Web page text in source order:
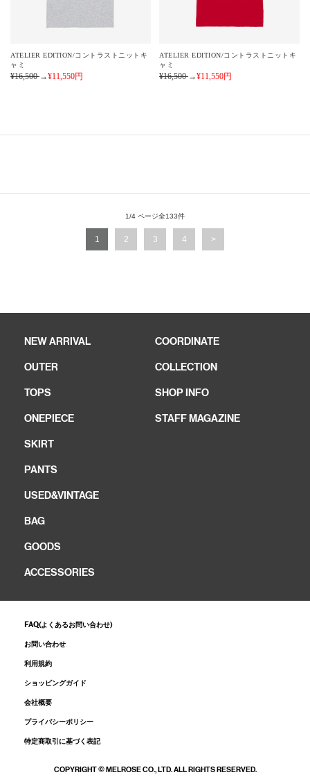
ATELIER EDITION/コントラストニットキ
ャミ
¥16,500→¥11,550円
ATELIER EDITION/コントラストニットキ
ャミ
¥16,500→¥11,550円
1/4 ページ全133件
1 2 3 4 >
NEW ARRIVAL
OUTER
TOPS
ONEPIECE
SKIRT
PANTS
USED&VINTAGE
BAG
GOODS
ACCESSORIES
COORDINATE
COLLECTION
SHOP INFO
STAFF MAGAZINE
FAQ(よくあるお問い合わせ)
お問い合わせ
利用規約
ショッピングガイド
会社概要
プライバシーポリシー
特定商取引に基づく表記
COPYRIGHT © MELROSE CO., LTD. ALL RIGHTS RESERVED.